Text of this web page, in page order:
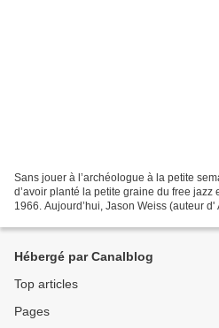
Sans jouer à l’archéologue à la petite
d’avoir planté la petite graine du free jazz
1966. Aujourd’hui, Jason Weiss (auteur
Hébergé par Canalblog
Top articles
Pages